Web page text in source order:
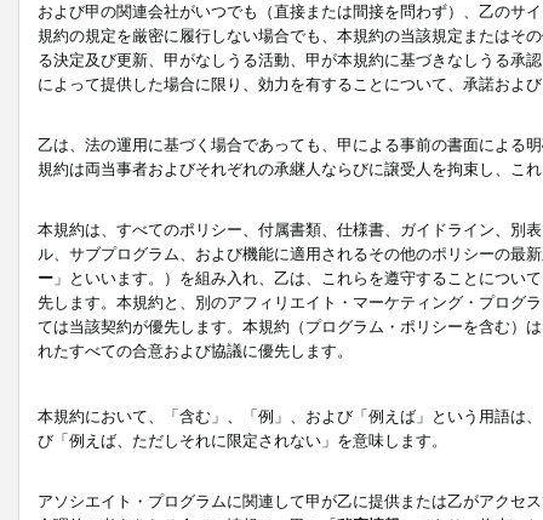
および甲の関連会社がいつでも（直接または間接を問わず）、乙のサ
規約の規定を厳密に履行しない場合でも、本規約の当該規定またはそ
る決定及び更新、甲がなしうる活動、甲が本規約に基づきなしうる承
によって提供した場合に限り、効力を有することについて、承諾およ
乙は、法の運用に基づく場合であっても、甲による事前の書面による
規約は両当事者およびそれぞれの承継人ならびに譲受人を拘束し、こ
本規約は、すべてのポリシー、付属書類、仕様書、ガイドライン、別
ル、サブプログラム、および機能に適用されるその他のポリシーの最
ー 」といいます。）を組み入れ、乙は、これらを遵守することにつ
先します。本規約と、別のアフィリエイト・マーケティング・プログ
ては当該契約が優先します。本規約（プログラム・ポリシーを含む）
れたすべての合意および協議に優先します。
本規約において、「含む」、「例」、および「例えば」という用語は
び「例えば、ただしそれに限定されない」を意味します。
アソシエイト・プログラムに関連して甲が乙に提供または乙がアクセ